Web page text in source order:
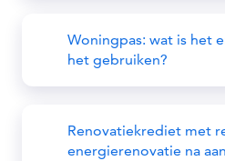
Woningpas: wat is het
het gebruiken?
Renovatiekrediet met
energierenovatie na